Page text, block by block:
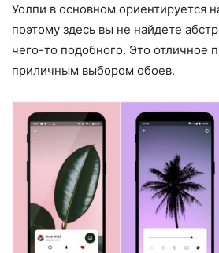
Уолпи в основном ориентируется
поэтому здесь вы не найдете
чего-то подобного. Это отличное
приличным выбором обоев.